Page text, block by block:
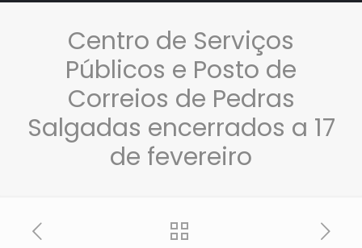
Centro de Serviços
Públicos e Posto de
Correios de Pedras
Salgadas encerrados a 17
de fevereiro